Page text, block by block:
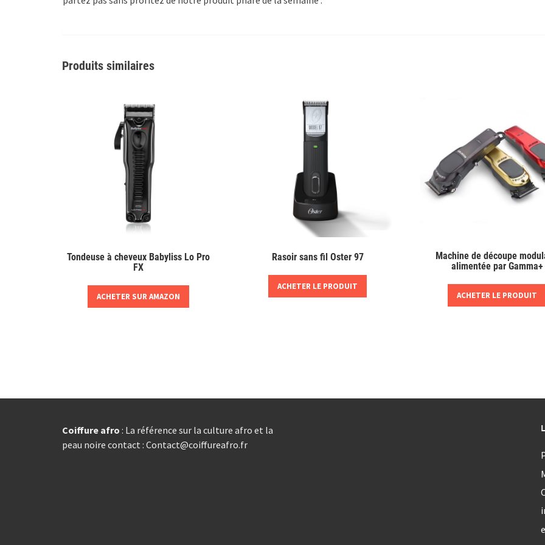
Produits similaires
Tondeuse à cheveux Babyliss Lo Pro
FX
ACHETER SUR AMAZON
Rasoir sans fil Oster 97
ACHETER LE PRODUIT
Machine de découpe
alimentée par Gamma+
ACHETER LE PRODUIT
Coiffure afro : La référence sur la culture afro et la
peau noire contact : Contact@coiffureafro.fr